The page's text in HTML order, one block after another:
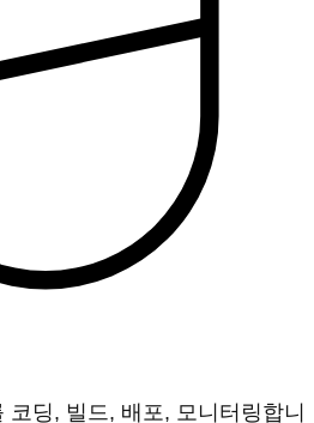
딩, 빌드, 배포, 모니터링합니